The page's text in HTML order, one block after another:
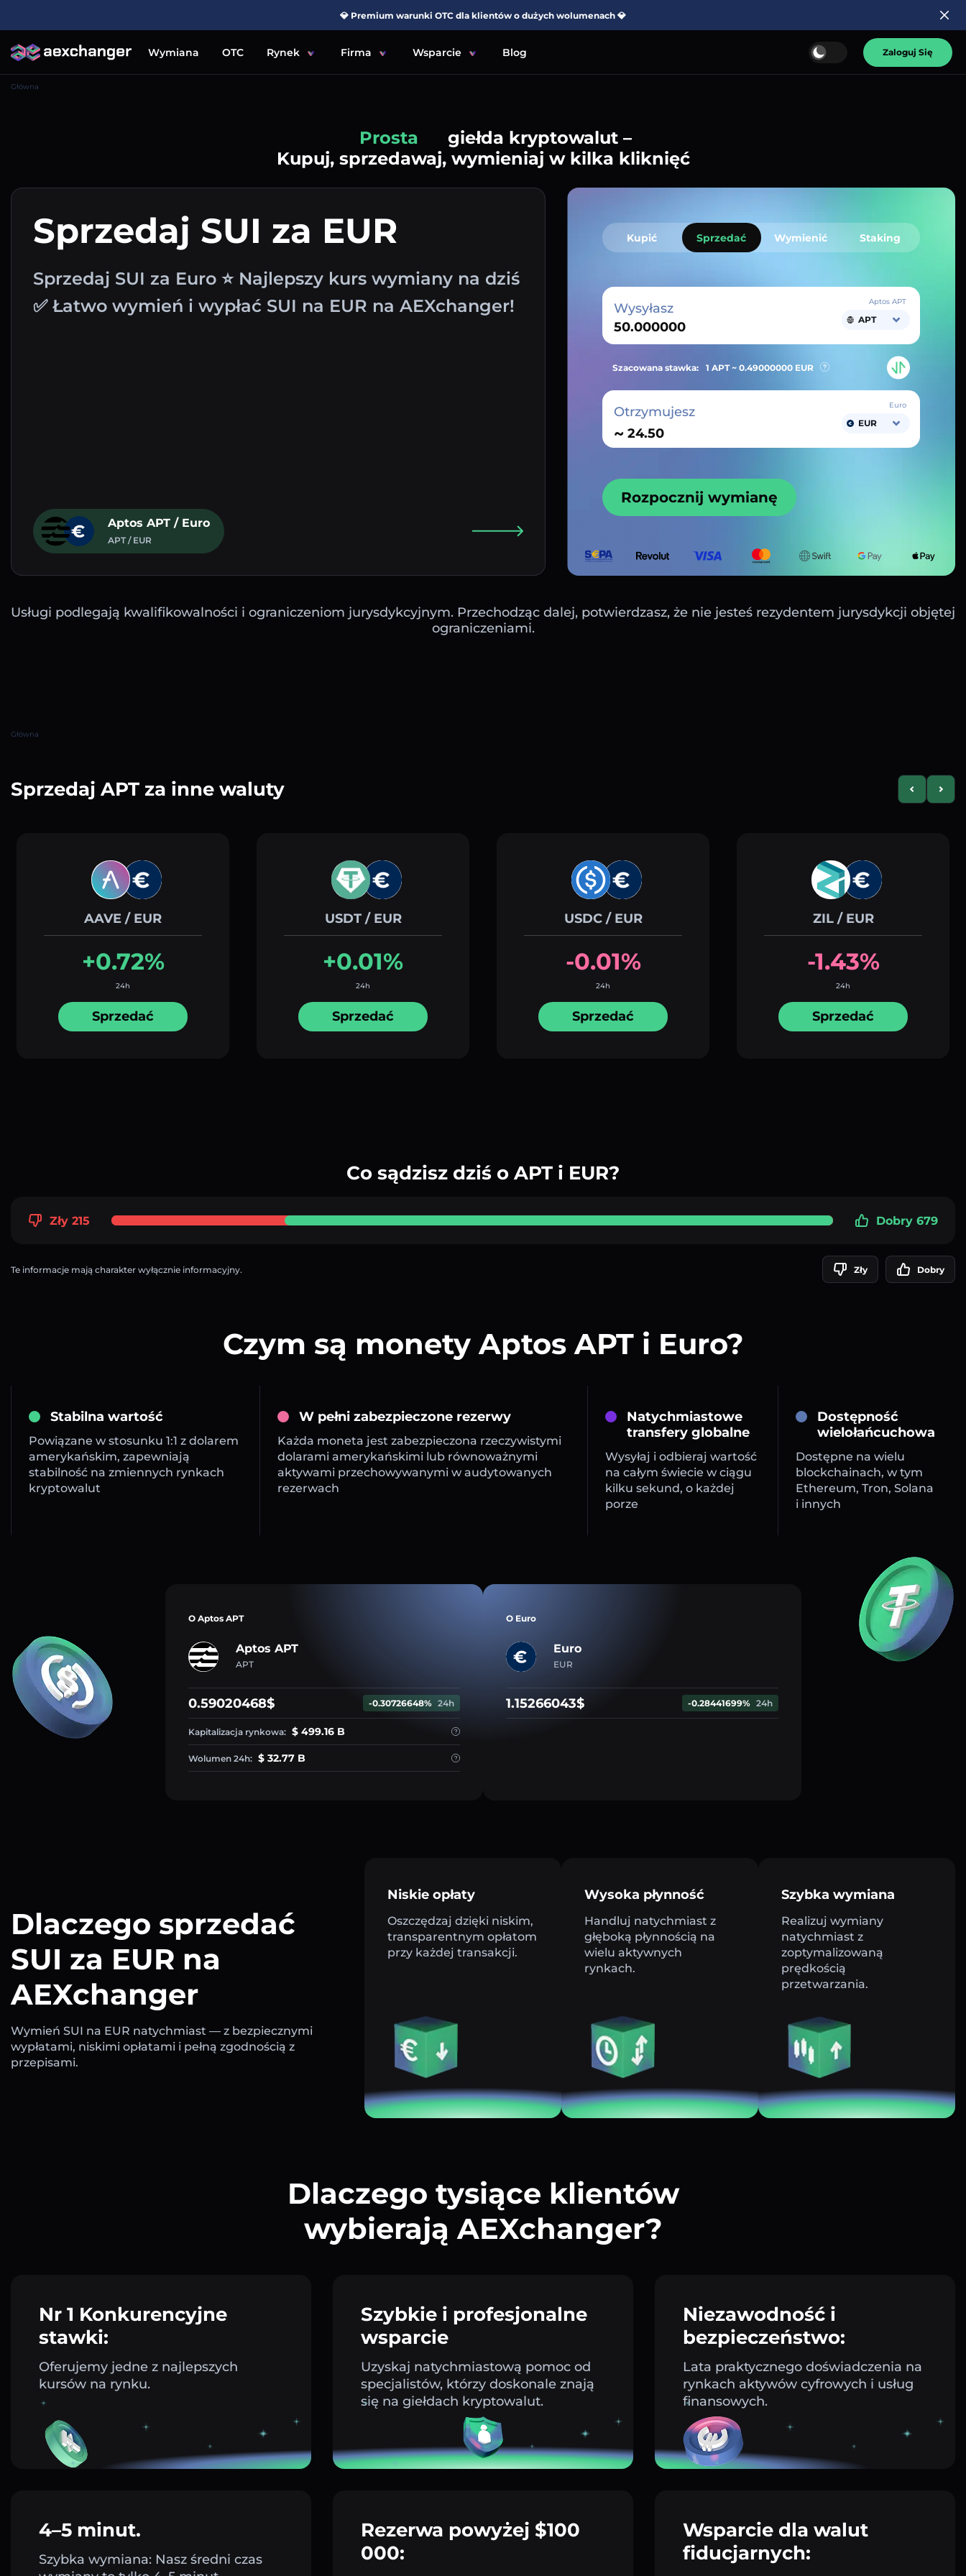
💎 Premium warunki OTC dla klientów o dużych wolumenach 💎
Wymiana OTC Rynek Firma Wsparcie Blog Zaloguj Się
Główna
Prosta
giełda kryptowalut –
Kupuj, sprzedawaj, wymieniaj w kilka kliknięć
Sprzedaj SUI za EUR
Sprzedaj SUI za Euro ⭐ Najlepszy kurs wymiany na dziś
✅ Łatwo wymień i wypłać SUI na EUR na AEXchanger!
Aptos APT / Euro
APT / EUR
Kupić Sprzedać Wymienić Staking
Wysyłasz Aptos APT
APT
Szacowana stawka: 1 APT ~ 0.49000000 EUR
Otrzymujesz
~
Euro
EUR
Rozpocznij wymianę
Usługi podlegają kwalifikowalności i ograniczeniom jurysdykcyjnym. Przechodząc dalej, potwierdzasz, że nie jesteś rezydentem jurysdykcji objętej
ograniczeniami.
Główna
Sprzedaj APT za inne waluty PreviousNext
AAVE / EUR
+0.72%
24h
Sprzedać
USDT / EUR
+0.01%
24h
Sprzedać
USDC / EUR
-0.01%
24h
Sprzedać
ZIL / EUR
-1.43%
24h
Sprzedać
Co sądzisz dziś o APT i EUR?
Zły 215 Dobry 679
Te informacje mają charakter wyłącznie informacyjny. Zły Dobry
Czym są monety Aptos APT i Euro?
Stabilna wartość
Powiązane w stosunku 1:1 z dolarem
amerykańskim, zapewniają
stabilność na zmiennych rynkach
kryptowalut
W pełni zabezpieczone rezerwy
Każda moneta jest zabezpieczona rzeczywistymi
dolarami amerykańskimi lub równoważnymi
aktywami przechowywanymi w audytowanych
rezerwach
Natychmiastowe
transfery globalne
Wysyłaj i odbieraj wartość
na całym świecie w ciągu
kilku sekund, o każdej
porze
Dostępność
wielołańcuchowa
Dostępne na wielu
blockchainach, w tym
Ethereum, Tron, Solana
i innych
O Aptos APT
Aptos APT
APT
0.59020468$ -0.30726648% 24h
Kapitalizacja rynkowa: $ 499.16 B
Wolumen 24h: $ 32.77 B
O Euro
Euro
EUR
1.15266043$ -0.28441699% 24h
Dlaczego sprzedać
SUI za EUR na
AEXchanger
Wymień SUI na EUR natychmiast — z bezpiecznymi
wypłatami, niskimi opłatami i pełną zgodnością z
przepisami.
Niskie opłaty
Oszczędzaj dzięki niskim,
transparentnym opłatom
przy każdej transakcji.
Wysoka płynność
Handluj natychmiast z
głęboką płynnością na
wielu aktywnych
rynkach.
Szybka wymiana
Realizuj wymiany
natychmiast z
zoptymalizowaną
prędkością
przetwarzania.
Dlaczego tysiące klientów
wybierają AEXchanger?
Nr 1 Konkurencyjne
stawki:
Oferujemy jedne z najlepszych
kursów na rynku.
Szybkie i profesjonalne
wsparcie
Uzyskaj natychmiastową pomoc od
specjalistów, którzy doskonale znają
się na giełdach kryptowalut.
Niezawodność i
bezpieczeństwo:
Lata praktycznego doświadczenia na
rynkach aktywów cyfrowych i usług
finansowych.
4–5 minut.
Szybka wymiana: Nasz średni czas
Rezerwa powyżej $100
000:
Wsparcie dla walut
fiducjarnych: